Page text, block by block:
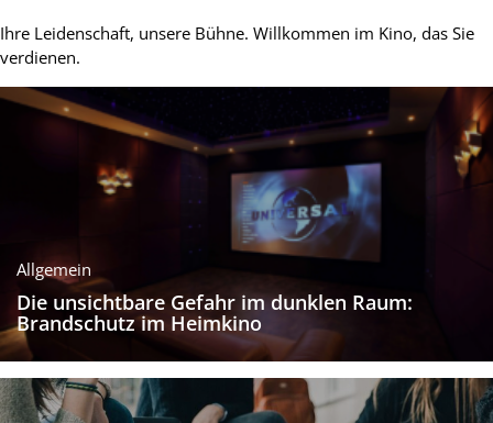
Ihre Leidenschaft, unsere Bühne. Willkommen im Kino, das Sie
verdienen.
Allgemein
Die unsichtbare Gefahr im dunklen Raum:
Brandschutz im Heimkino